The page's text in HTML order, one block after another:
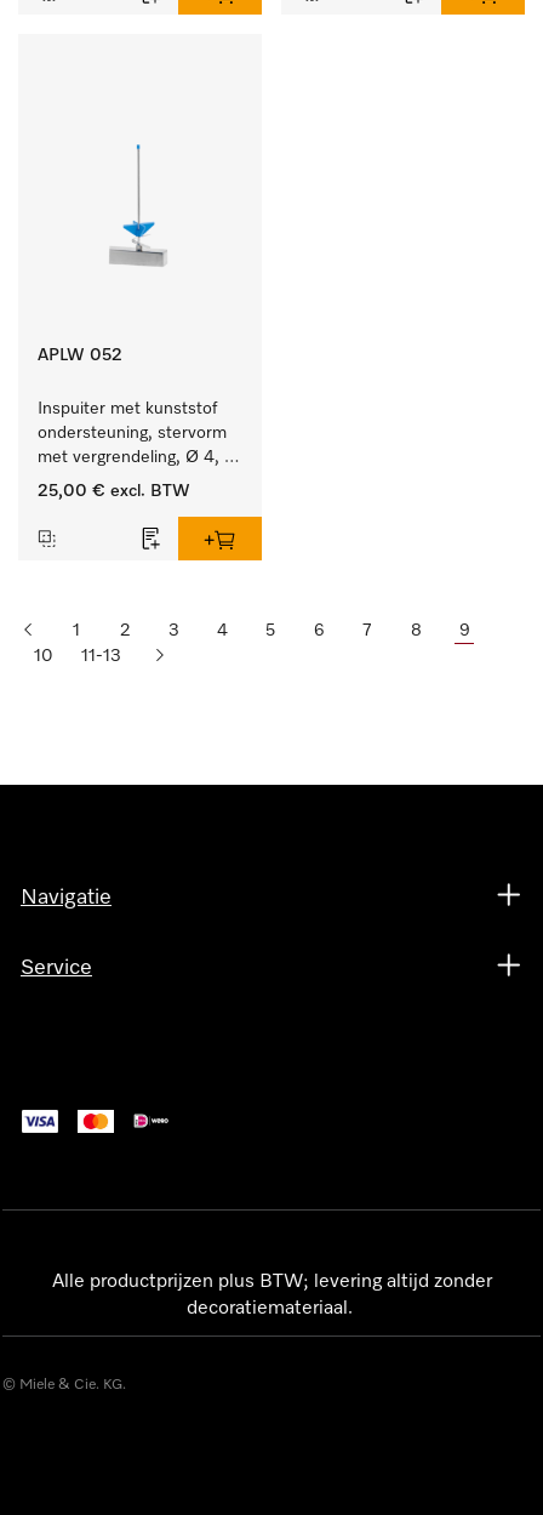
APLW 052
Inspuiter met kunststof
ondersteuning, stervorm
met vergrendeling, Ø 4,
lengte 175 mm.
25,00 € excl. BTW
1 2 3 4 5 6 7 8
9
10
11-13
Navigatie
Service
Alle productprijzen plus BTW; levering altijd zonder
decoratiemateriaal.
© Miele & Cie. KG.